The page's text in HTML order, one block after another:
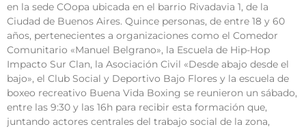
en la sede COopa ubicada en el barrio Rivadavia 1, de la
Ciudad de Buenos Aires. Quince personas, de entre 18 y 60
años, pertenecientes a organizaciones como el Comedor
Comunitario «Manuel Belgrano», la Escuela de Hip-Hop
Impacto Sur Clan, la Asociación Civil «Desde abajo desde el
bajo», el Club Social y Deportivo Bajo Flores y la escuela de
boxeo recreativo Buena Vida Boxing se reunieron un sábado,
entre las 9:30 y las 16h para recibir esta formación que,
juntando actores centrales del trabajo social de la zona,